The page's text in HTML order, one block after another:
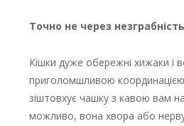
Точно не через
Кішки дуже обережні хижаки і
приголомшливою
зіштовхує чашку з кавою вам
можливо, вона хвора або